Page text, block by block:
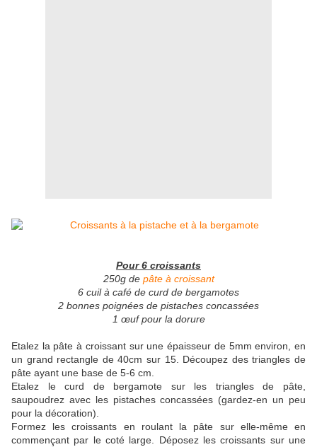
Pour 6 croissants
250g de pâte à croissant
6 cuil à café de curd de bergamotes
2 bonnes poignées de pistaches concassées
1 œuf pour la dorure
Etalez la pâte à croissant sur une épaisseur de 5mm environ, en
un grand rectangle de 40cm sur 15. Découpez des triangles de
pâte ayant une base de 5-6 cm.
Etalez le curd de bergamote sur les triangles de pâte,
saupoudrez avec les pistaches concassées (gardez-en un peu
pour la décoration).
Formez les croissants en roulant la pâte sur elle-même en
commençant par le coté large. Déposez les croissants sur une